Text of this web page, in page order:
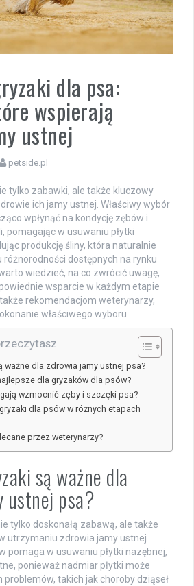
dla psa:
wspierają
ustnej
petside.pl
tylko zabawki, ale także kluczowy
ich jamy ustnej. Właściwy wybór
wpłynąć na kondycję zębów i
pomagając w usuwaniu płytki
produkcję śliny, która naturalnie
różnorodności dostępnych na rynku
wiedzieć, na co zwrócić uwagę,
wsparcie w każdym etapie
rekomendacjom weterynarzy,
właściwego wyboru.
ważne dla zdrowia jamy ustnej psa?
dla gryzaków dla psów?
wzmocnić zęby i szczęki psa?
dla psów w różnych etapach
przez weterynarzy?
są ważne dla
ustnej psa?
tylko doskonałą zabawą, ale także
utrzymaniu zdrowia jamy ustnej
pomaga w usuwaniu płytki nazębnej,
ponieważ nadmiar płytki może
problemów, takich jak choroby dziąseł